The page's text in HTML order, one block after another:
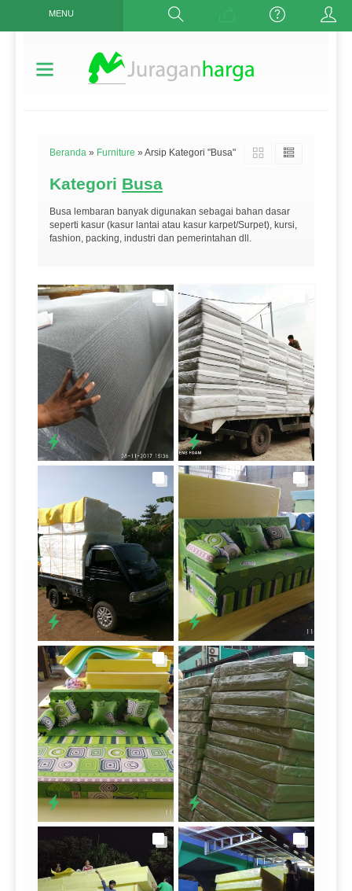
MENU
Beranda » Furniture » Arsip Kategori "Busa"
Kategori Busa
Busa lembaran banyak digunakan sebagai bahan dasar
seperti kasur (kasur lantai atau kasur karpet/Surpet), kursi,
fashion, packing, industri dan pemerintahan dll.